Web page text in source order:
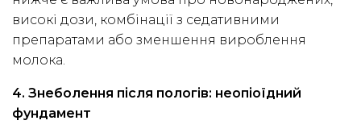
високі дози, комбінації з седативними
препаратами або зменшення вироблення
молока.
4. Знеболення після пологів: неопіоїдний
фундамент